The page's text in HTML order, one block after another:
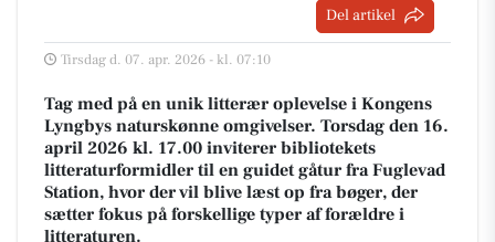
Del artikel
Tirsdag d. 07. apr. 2026 - kl. 07:10
Tag med på en unik litterær oplevelse i Kongens
Lyngbys naturskønne omgivelser. Torsdag den 16.
april 2026 kl. 17.00 inviterer bibliotekets
litteraturformidler til en guidet gåtur fra Fuglevad
Station, hvor der vil blive læst op fra bøger, der
sætter fokus på forskellige typer af forældre i
litteraturen.